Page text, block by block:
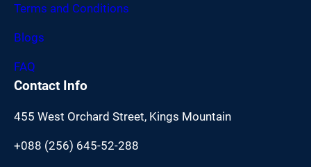
Terms and Conditions
Blogs
FAQ
Contact Info
455 West Orchard Street, Kings Mountain
+088 (256) 645-52-288